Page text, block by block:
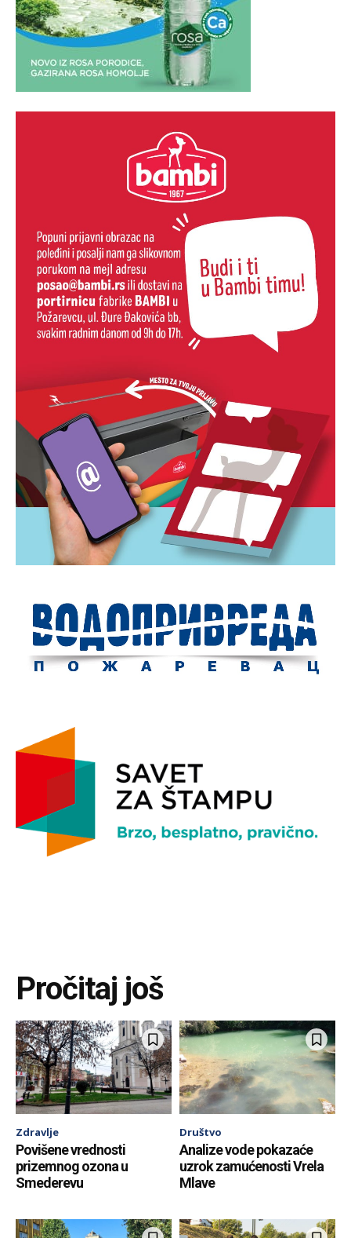
Pročitaj još
Zdravlje
Povišene vrednosti
prizemnog ozona u
Smederevu
Društvo
Analize vode pokazaće
uzrok zamućenosti Vrela
Mlave